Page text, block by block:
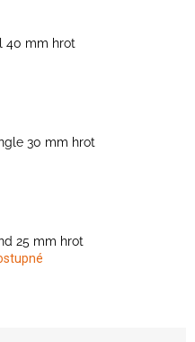
40 mm hrot
30 mm hrot
25 mm hrot